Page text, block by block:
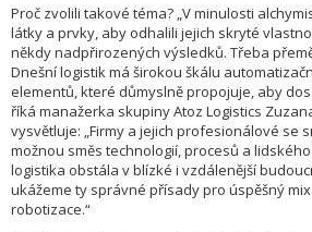
Proč zvolili takové téma? „V minulosti
látky a prvky, aby odhalili jejich skryté
někdy nadpřirozených výsledků. Třeba
Dnešní logistik má širokou škálu
elementů, které důmyslně propojuje, aby
říká manažerka skupiny Atoz Logistics
vysvětluje: „Firmy a jejich profesionálové se
možnou směs technologií, procesů a
logistika obstála v blízké i vzdálenější
ukážeme ty správné přísady pro úspěšný
robotizace.“